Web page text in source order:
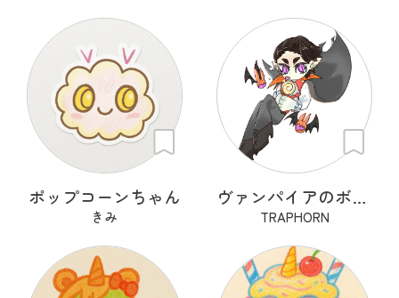
ポップコーンちゃん
きみ
ヴァンパイアのボンボナ
TRAPHORN